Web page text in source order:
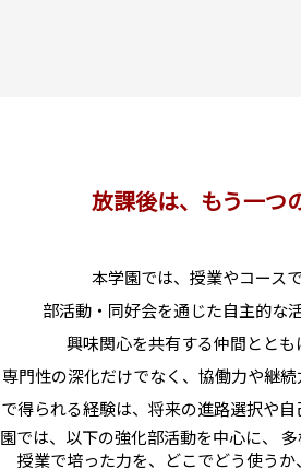
ト販売情報
情報
放課後は、もう一つ
本学園では、授業やコース
部活動・同好会を通じた自主的な
興味関心を共有する仲間ととも
専門性の深化だけでなく、協働力や継続
得られる経験は、将来の進路選択や
では、以下の強化部活動を中心に、
授業で培った力を、どこでどう使うか